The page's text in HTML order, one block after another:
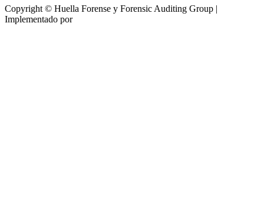
Copyright © Huella Forense y Forensic Auditing Group |
Implementado por